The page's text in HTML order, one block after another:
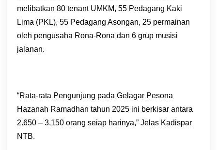
melibatkan 80 tenant UMKM, 55 Pedagang Kaki
Lima (PKL), 55 Pedagang Asongan, 25 permainan
oleh pengusaha Rona-Rona dan 6 grup musisi
jalanan.
“Rata-rata Pengunjung pada Gelagar Pesona
Hazanah Ramadhan tahun 2025 ini berkisar antara
2.650 – 3.150 orang seiap harinya,” Jelas Kadispar
NTB.